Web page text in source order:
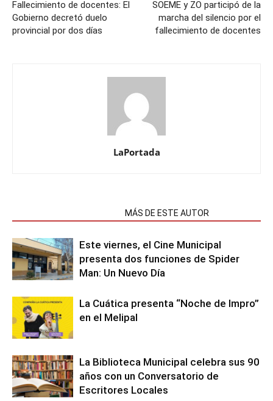
Fallecimiento de docentes: El
Gobierno decretó duelo
provincial por dos días
SOEME y ZO participó de la
marcha del silencio por el
fallecimiento de docentes
LaPortada
MÁS DE ESTE AUTOR
Este viernes, el Cine Municipal
presenta dos funciones de Spider
Man: Un Nuevo Día
La Cuática presenta “Noche de Impro”
en el Melipal
La Biblioteca Municipal celebra sus 90
años con un Conversatorio de
Escritores Locales